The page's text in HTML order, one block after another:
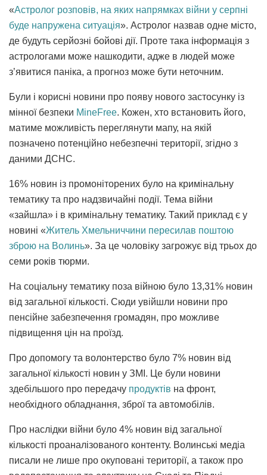
«Астролог розповів, на яких напрямках війни у серпні
буде напружена ситуація». Астролог назвав одне місто,
де будуть серйозні бойові дії. Проте така інформація з
астрологами може нашкодити, адже в людей може
з’явитися паніка, а прогноз може бути неточним.
Були і корисні новини про появу нового застосунку із
мінної безпеки MineFree. Кожен, хто встановить його,
матиме можливість переглянути мапу, на якій
позначено потенційно небезпечні території, згідно з
даними ДСНС.
16% новин із промоніторених було на кримінальну
тематику та про надзвичайні події. Тема війни
«зайшла» і в кримінальну тематику. Такий приклад є у
новині «Житель Хмельниччини пересилав поштою
зброю на Волинь». За це чоловіку загрожує від трьох до
семи років тюрми.
На соціальну тематику поза війною було 13,31% новин
від загальної кількості. Сюди увійшли новини про
пенсійне забезпечення громадян, про можливе
підвищення цін на проїзд.
Про допомогу та волонтерство було 7% новин від
загальної кількості новин у ЗМІ. Це були новини
здебільшого про передачу продуктів на фронт,
необхідного обладнання, зброї та автомобілів.
Про наслідки війни було 4% новин від загальної
кількості проаналізованого контенту. Волинські медіа
писали не лише про окуповані території, а також про